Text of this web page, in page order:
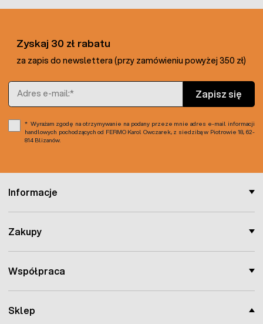
Sklep
Informacje
Zakupy
Współpraca
Zyskaj 30 zł rabatu
za zapis do newslettera (przy zamówieniu powyżej 350 zł)
Adres e-mail
Zapisz się
Wyrażam zgodę na otrzymywanie na podany przeze mnie adres e-mail informacji
handlowych pochodzących od FERMO Karol Owczarek, z siedzibą w Piotrowie 18, 62-
814 Blizanów.